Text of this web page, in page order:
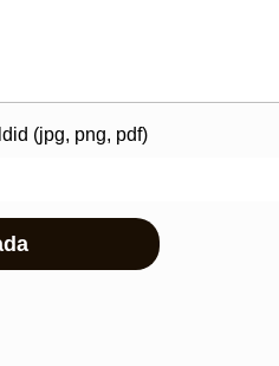
(jpg, png, pdf)